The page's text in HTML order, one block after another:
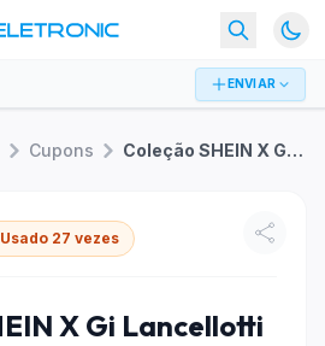
ENVIAR
Cupons Coleção SHEIN X Gi Lancellotti com até 20% OFF
Usado 27 vezes
X Gi Lancellotti